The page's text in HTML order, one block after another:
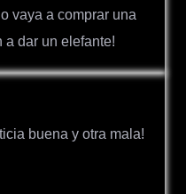
vaya a comprar una
a dar un elefante!
buena y otra mala!